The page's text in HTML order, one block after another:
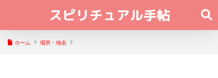
ホーム 場所・地名